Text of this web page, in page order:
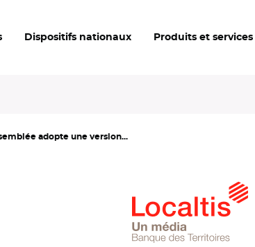
Dispositifs nationaux Produits et services
adopte une version...